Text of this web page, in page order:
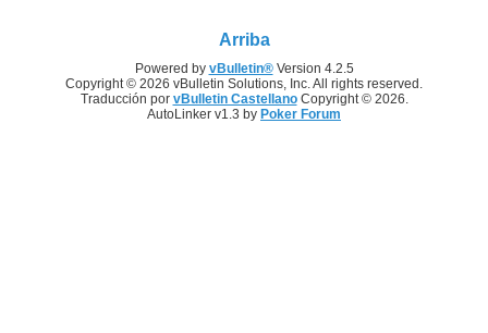
Arriba
Powered by vBulletin®Version 4.2.5
Copyright © 2026 vBulletin Solutions, Inc. All rights reserved.
Traducción por vBulletin CastellanoCopyright © 2026.
AutoLinker v1.3 by Poker Forum